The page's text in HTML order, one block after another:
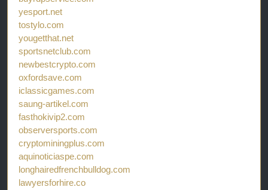
yesport.net
tostylo.com
yougetthat.net
sportsnetclub.com
newbestcrypto.com
oxfordsave.com
iclassicgames.com
saung-artikel.com
fasthokivip2.com
observersports.com
cryptominingplus.com
aquinoticiaspe.com
longhairedfrenchbulldog.com
lawyersforhire.co